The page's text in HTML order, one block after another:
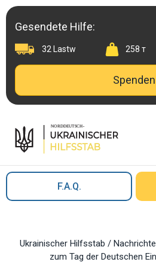
Skip
to
contentGesendete Hilfe:
32 Lastw 258 т
Spenden
F.A.Q.
Ukrainischer Hilfsstab /
zum Tag der Deutschen